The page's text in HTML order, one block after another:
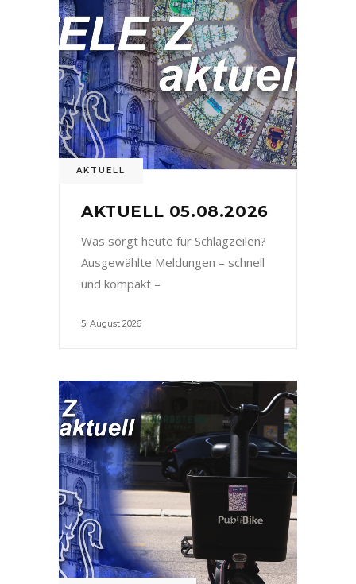
AKTUELL
AKTUELL 05.08.2026
Was sorgt heute für Schlagzeilen?
Ausgewählte Meldungen – schnell
und kompakt –
5. August 2026